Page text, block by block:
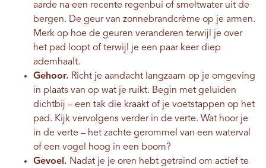
aarde na een recente regenbui of smeltwater uit de
bergen. De geur van zonnebrandcrème op je armen.
Merk op hoe de geuren veranderen terwijl je over
het pad loopt of terwijl je een paar keer diep
ademhaalt.
Gehoor. Richt je aandacht langzaam op je omgeving
in plaats van op wat je ruikt. Begin met geluiden
dichtbij – een tak die kraakt of je voetstappen op het
pad. Kijk vervolgens verder in de verte. Wat hoor je
in de verte – het zachte gerommel van een waterval
of een vogel hoog in een boom?
Gevoel. Nadat je je oren hebt getraind om actief te